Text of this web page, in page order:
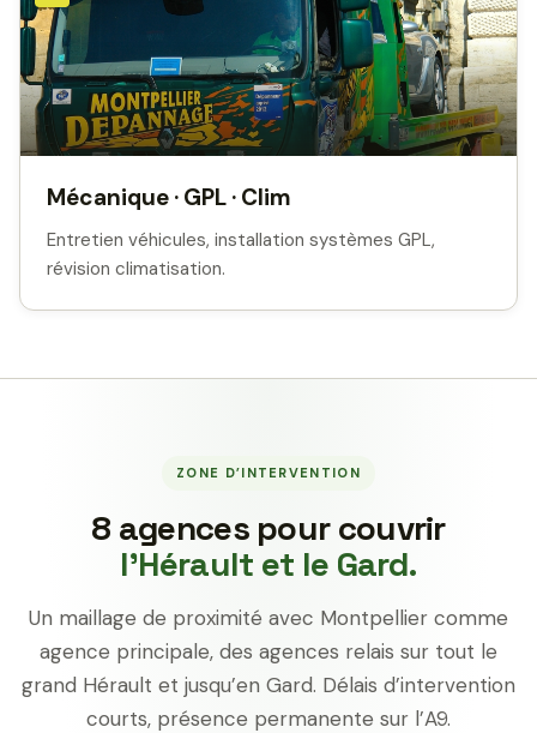
Mécanique · GPL · Clim
Entretien véhicules, installation systèmes GPL,
révision climatisation.
ZONE D’INTERVENTION
8 agences pour couvrir
l’Hérault et le Gard.
Un maillage de proximité avec Montpellier comme
agence principale, des agences relais sur tout le
grand Hérault et jusqu’en Gard. Délais d’intervention
courts, présence permanente sur l’A9.